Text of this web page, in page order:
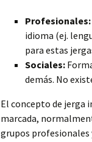
Profesionales:
idioma (ej.
para estas
Sociales:
demás. No
El concepto de jerga
marcada,
grupos profesionales